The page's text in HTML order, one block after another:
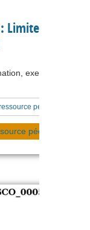
exercice,
pédagogique
pédagogique